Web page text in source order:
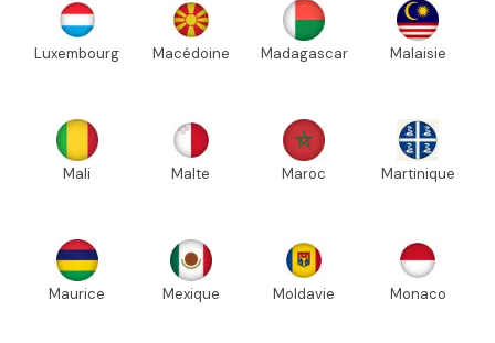
Luxembourg Macédoine Madagascar Malaisie
Mali Malte Maroc Martinique
Maurice Mexique Moldavie Monaco